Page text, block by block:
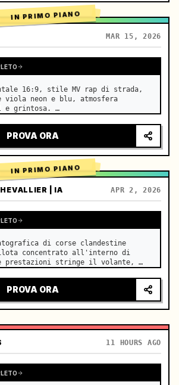
IN PRIMO PIANO
MAR 15, 2026
16:9, stile MV rap di strada,
neon e blu, atmosfera
e grintosa. …
PROVA ORA
IN PRIMO PIANO
| IA APR 2, 2026
di corse clandestine
concentrato all'interno di
prestazioni stringe il volante,
improv…
PROVA ORA
11 HOURS AGO